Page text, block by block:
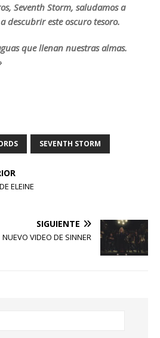
Seventh Storm, saludamos a
descubrir este oscuro tesoro.
que llenan nuestras almas.
SEVENTH STORM
ELEINE
SIGUIENTE
NUEVO VIDEO DE SINNER